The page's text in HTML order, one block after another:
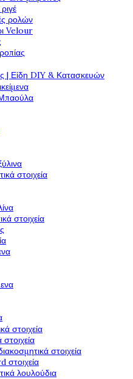
ρολών
Velour
| Είδη DIY & Κατασκευών
στοιχεία
στοιχεία
στοιχεία
στοιχεία
στοιχεία
λουλούδια